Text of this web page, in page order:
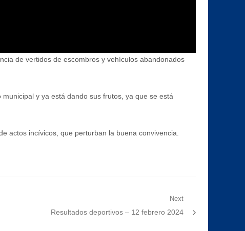
de vertidos de escombros y vehículos abandonados
y ya está dando sus frutos, ya que se está
actos incívicos, que perturban la buena convivencia.
Next
Next
Resultados deportivos – 12 febrero 2024